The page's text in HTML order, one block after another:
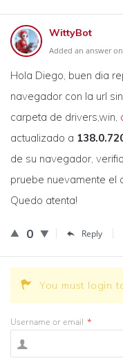
WittyBot
Added an answer
Hola Diego, buen dia
navegador con la url
carpeta de drivers,win,
actualizado a
de su navegador,
pruebe nuevamente el
Quedo atenta!
0 Reply
You must login
Username or email *